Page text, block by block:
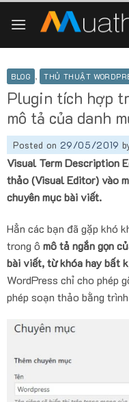
BLOG , THỦ THUẬT
Plugin tích hợp
mô tả của danh
Posted on 29/05/2019
Visual Term Description
thảo (Visual Editor) vào
chuyên mục bài viết.
Hẳn các bạn đã gặp khó
trong ô mô tả ngắn gọn
bài viết, từ khóa hay bất
WordPress chỉ cho phép
phép soạn thảo bằng